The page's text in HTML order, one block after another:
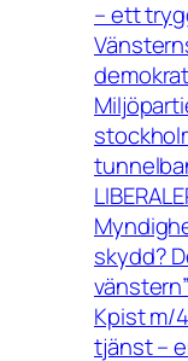
– ett
skydd?
Kpist m/
tjänst –